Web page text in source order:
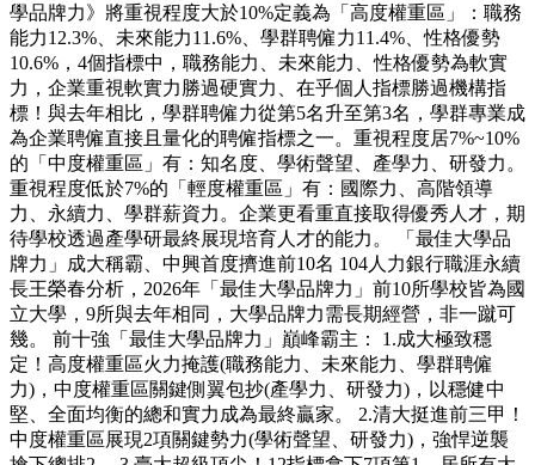
學品牌力》將重視程度大於10%定義為「高度權重區」：職務
能力12.3%、未來能力11.6%、學群聘僱力11.4%、性格優勢
10.6%，4個指標中，職務能力、未來能力、性格優勢為軟實
力，企業重視軟實力勝過硬實力、在乎個人指標勝過機構指
標！與去年相比，學群聘僱力從第5名升至第3名，學群專業成
為企業聘僱直接且量化的聘僱指標之一。重視程度居7%~10%
的「中度權重區」有：知名度、學術聲望、產學力、研發力。
重視程度低於7%的「輕度權重區」有：國際力、高階領導
力、永續力、學群薪資力。企業更看重直接取得優秀人才，期
待學校透過產學研最終展現培育人才的能力。 「最佳大學品
牌力」成大稱霸、中興首度擠進前10名 104人力銀行職涯永續
長王榮春分析，2026年「最佳大學品牌力」前10所學校皆為國
立大學，9所與去年相同，大學品牌力需長期經營，非一蹴可
幾。 前十強「最佳大學品牌力」巔峰霸主： 1.成大極致穩
定！高度權重區火力掩護(職務能力、未來能力、學群聘僱
力)，中度權重區關鍵側翼包抄(產學力、研發力)，以穩健中
堅、全面均衡的總和實力成為最終贏家。 2.清大挺進前三甲！
中度權重區展現2項關鍵勢力(學術聲望、研發力)，強悍逆襲